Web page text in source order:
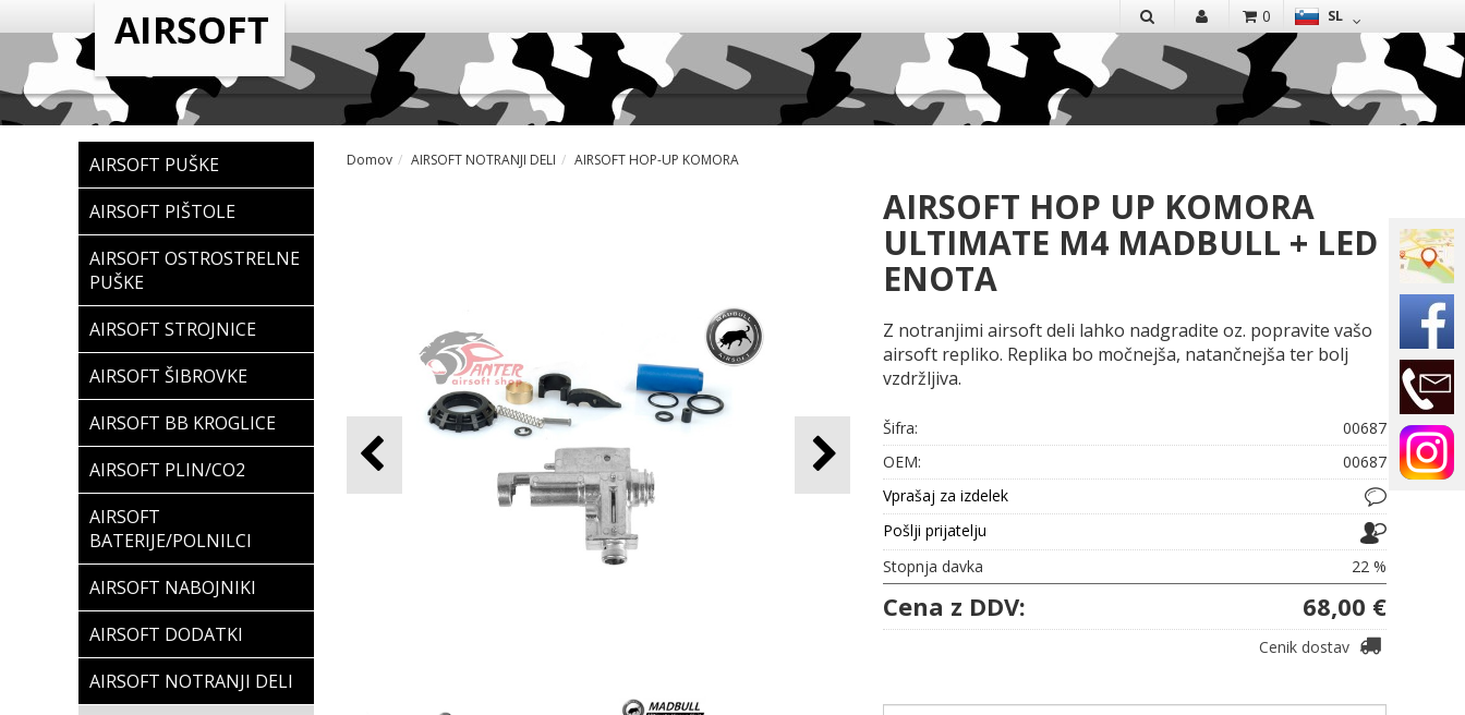
IŠČI
SL
0
AIRSOFT PUŠKE
AIRSOFT PIŠTOLE
AIRSOFT OSTROSTRELNE
PUŠKE
AIRSOFT STROJNICE
AIRSOFT ŠIBROVKE
AIRSOFT BB KROGLICE
AIRSOFT PLIN/CO2
AIRSOFT
BATERIJE/POLNILCI
AIRSOFT NABOJNIKI
AIRSOFT DODATKI
AIRSOFT NOTRANJI DELI
Domov AIRSOFT NOTRANJI DELI AIRSOFT HOP-UP KOMORA
AIRSOFT HOP UP KOMORA
ULTIMATE M4 MADBULL + LED
ENOTA
Z notranjimi airsoft deli lahko nadgradite oz. popravite vašo
airsoft repliko. Replika bo močnejša, natančnejša ter bolj
vzdržljiva.
Šifra:
00687
OEM:
00687
Vprašaj za izdelek
Pošlji prijatelju
Stopnja davka
22 %
Cena z DDV: 68,00 €
Cenik dostav